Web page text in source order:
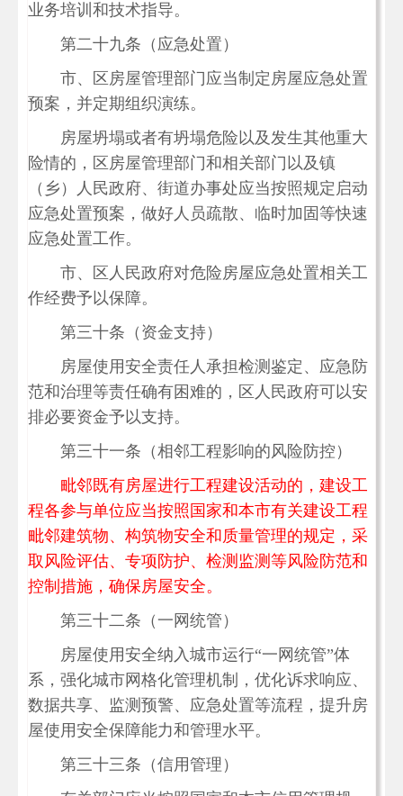
业务培训和技术指导。
第二十九条（应急处置）
市、区房屋管理部门应当制定房屋应急处置
预案，并定期组织演练。
房屋坍塌或者有坍塌危险以及发生其他重大
险情的，区房屋管理部门和相关部门以及镇
（乡）人民政府、街道办事处应当按照规定启动
应急处置预案，做好人员疏散、临时加固等快速
应急处置工作。
市、区人民政府对危险房屋应急处置相关工
作经费予以保障。
第三十条（资金支持）
房屋使用安全责任人承担检测鉴定、应急防
范和治理等责任确有困难的，区人民政府可以安
排必要资金予以支持。
第三十一条（相邻工程影响的风险防控）
毗邻既有房屋进行工程建设活动的，建设工
程各参与单位应当按照国家和本市有关建设工程
毗邻建筑物、构筑物安全和质量管理的规定，采
取风险评估、专项防护、检测监测等风险防范和
控制措施，确保房屋安全。
第三十二条（一网统管）
房屋使用安全纳入城市运行“一网统管”体
系，强化城市网格化管理机制，优化诉求响应、
数据共享、监测预警、应急处置等流程，提升房
屋使用安全保障能力和管理水平。
第三十三条（信用管理）